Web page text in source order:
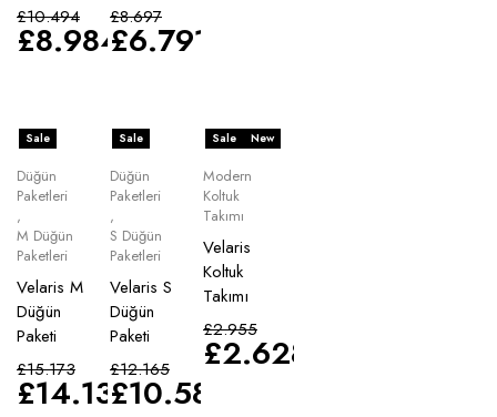
£10.494
£8.984
£8.697
£6.791
Sale
Düğün
Paketleri
,
M Düğün
Paketleri
Velaris M
Düğün
Paketi
£15.173
£14.135
Sale
Düğün
Paketleri
,
S Düğün
Paketleri
Velaris S
Düğün
Paketi
£12.165
£10.583
Sale New
Modern
Koltuk
Takımı
Velaris
Koltuk
Takımı
£2.955
£2.628